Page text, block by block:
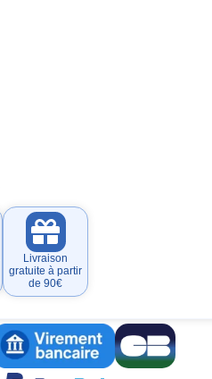
Livraison
gratuite à partir
de 90€